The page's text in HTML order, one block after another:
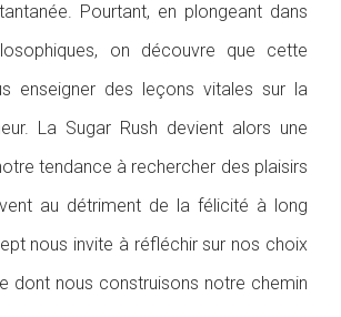
Pourtant, en plongeant dans
on découvre que cette
enseigner des leçons vitales sur la
La Sugar Rush devient alors une
tendance à rechercher des plaisirs
au détriment de la félicité à long
nous invite à réfléchir sur nos choix
dont nous construisons notre chemin